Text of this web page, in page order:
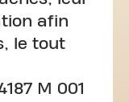
afin
le tout
M 001